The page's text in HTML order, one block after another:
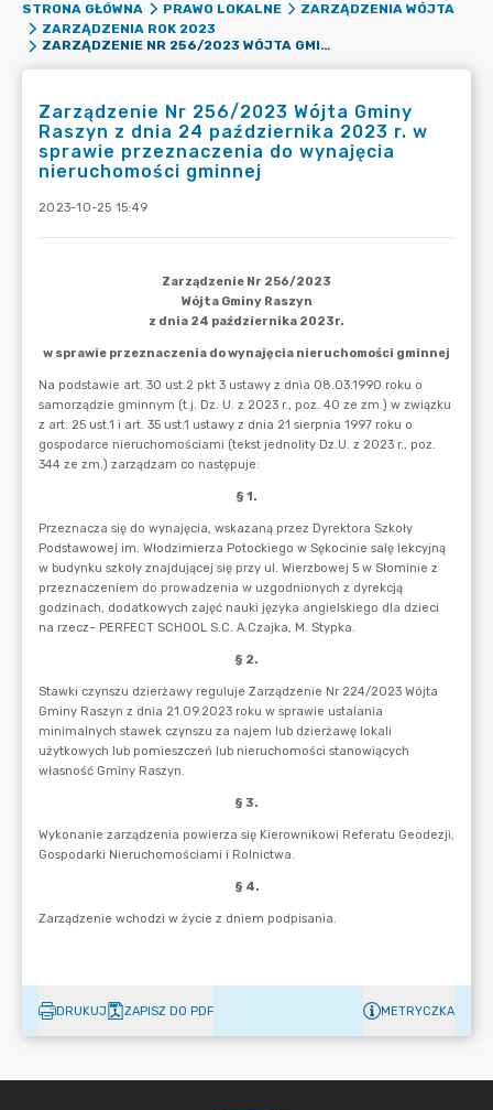
STRONA GŁÓWNA PRAWO LOKALNE
ZARZĄDZENIA WÓJTA
ZARZĄDZENIA ROK 2023
ZARZĄDZENIE NR 256/2023 WÓJTA GMINY RASZYN Z DNIA 24 PAŹDZIERNIKA 2023 R. W SPRAWIE PRZEZNACZENIA DO WYNAJĘCIA NIERUCHOMOŚCI GMINNEJ
Zarządzenie Nr 256/2023 Wójta Gminy
Raszyn z dnia 24 października 2023 r. w
sprawie przeznaczenia do wynajęcia
nieruchomości gminnej
2023-10-25 15:49
DRUKUJ ZAPISZ DO PDF METRYCZKA